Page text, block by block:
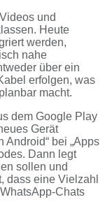
und
Heute
werden,
nahe
über ein
erfolgen, was
macht.
dem Google Play
Gerät
Android“ bei „Apps
Dann legt
sollen und
dass eine Vielzahl
Chats